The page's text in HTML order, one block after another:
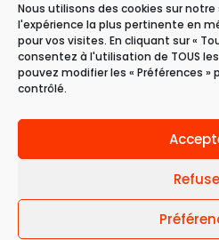
Nous utilisons des cookies sur
l'expérience la plus pertinente en
pour vos visites. En cliquant sur «
consentez à l'utilisation de TOUS
pouvez modifier les « Préférences
contrôlé.